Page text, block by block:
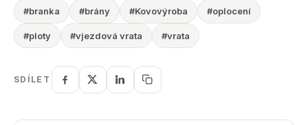
#branka #brány #Kovovýroba #oplocení
#ploty #vjezdová vrata #vrata
SDÍLET